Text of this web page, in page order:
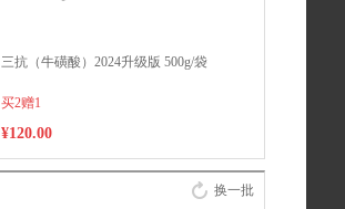
三抗（牛磺酸）2024升级版 500g/袋
买2赠1
¥120.00
换一批